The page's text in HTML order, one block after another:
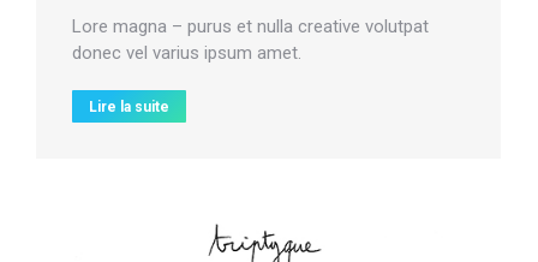
Lore magna – purus et nulla creative volutpat
donec vel varius ipsum amet.
Lire la suite